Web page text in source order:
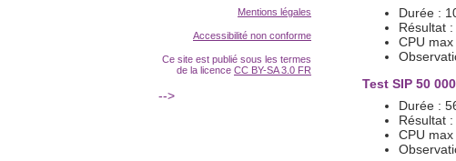
Mentions légales
Accessibilité non conforme
Ce site est publié sous les termes
de la licence CC BY-SA 3.0 FR
-->
Durée :
Résultat
CPU
Test SIP 50
Durée :
Résultat
CPU